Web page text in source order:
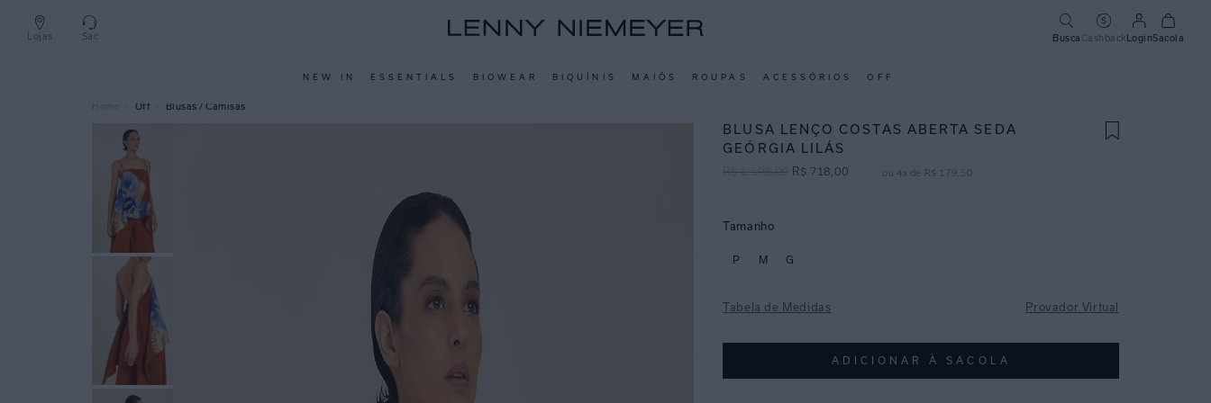
Lojas Sac Busca CashbackLoginSacola
NEW IN ESSENTIALS BIOWEAR BIQUÍNIS MAIÔS ROUPAS ACESSÓRIOS OFF
Off Blusas / Camisas
BLUSA LENÇO COSTAS ABERTA SEDA
GEÓRGIA LILÁS
R$ 1.598,00 R$ 718 00 ou4 x de R$ 179 50
Tamanho
P M G
Tabela de Medidas Provador Virtual
ADICIONAR À SACOLA